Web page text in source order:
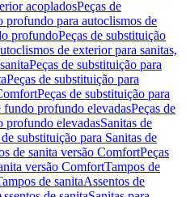
acopladosPeças de
profundo para autoclismos de
profundoPeças de substituição
de exterior para sanitas,
Peças de substituição para
Peças de substituição para
Peças de substituição para
fundo profundo elevadasPeças de
profundo elevadasSanitas de
de substituição para Sanitas de
de sanita versão ComfortPeças
versão ComfortTampos de
de sanitaAssentos de